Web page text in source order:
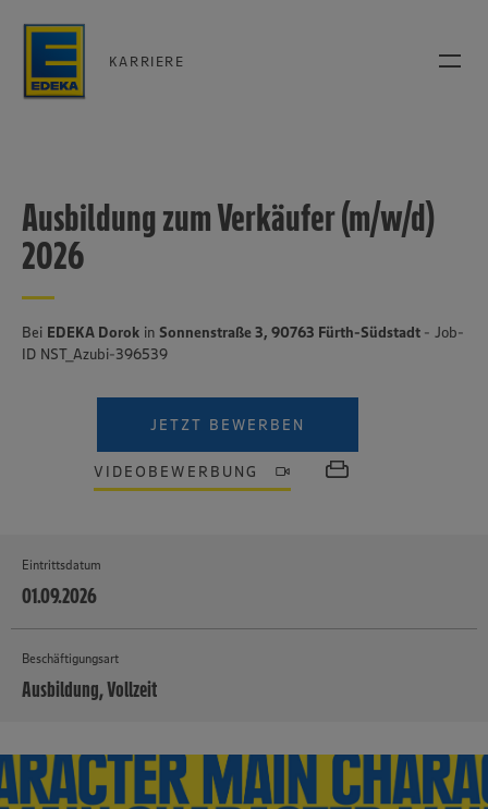
KARRIERE
Ausbildung zum Verkäufer (m/w/d)
2026
Bei EDEKA Dorok in Sonnenstraße 3, 90763 Fürth-Südstadt - Job-
ID NST_Azubi-396539
JETZT BEWERBEN
VIDEOBEWERBUNG
Eintrittsdatum
01.09.2026
Beschäftigungsart
Ausbildung, Vollzeit